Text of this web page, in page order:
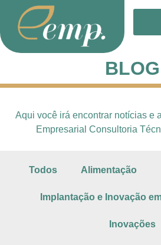
BLOG
Aqui você irá encontrar notícias e
Empresarial Consultoria
Todos Alimentação
Implantação e Inovação
Inovações